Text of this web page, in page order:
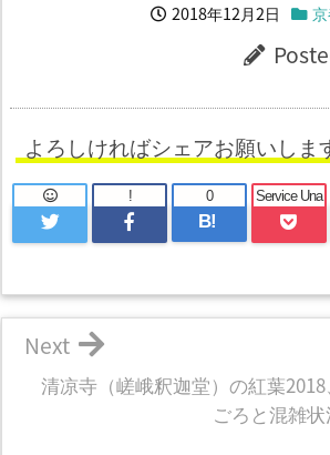
2018年12月2日
よろしければシェアお願いしま
!
B!
0 Service Una
清凉寺（嵯峨釈迦堂）の紅葉
ごろと混雑状
Next